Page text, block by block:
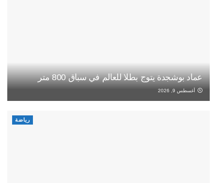
عماد بوشجدة يتوج بطلا للعالم في سباق 800 متر
أغسطس 9, 2026
رياضة